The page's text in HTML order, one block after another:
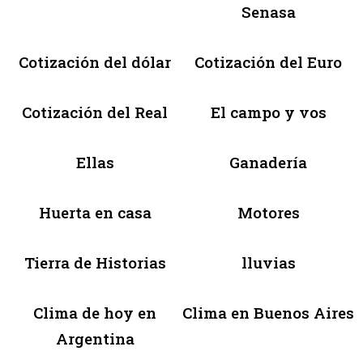
Senasa
Cotización del dólar Cotización del Euro
Cotización del Real El campo y vos
Ellas Ganadería
Huerta en casa Motores
Tierra de Historias lluvias
Clima de hoy en
Argentina
Clima en Buenos Aires